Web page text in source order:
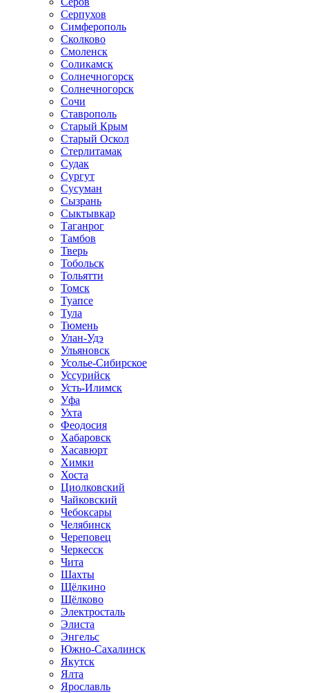
Серпухов
Симферополь
Сколково
Смоленск
Соликамск
Солнечногорск
Солнечногорск
Сочи
Ставрополь
Старый Крым
Старый Оскол
Стерлитамак
Судак
Сургут
Сусуман
Сызрань
Сыктывкар
Таганрог
Тамбов
Тверь
Тобольск
Тольятти
Томск
Туапсе
Тула
Тюмень
Улан-Удэ
Ульяновск
Усолье-Сибирское
Уссурийск
Усть-Илимск
Уфа
Ухта
Феодосия
Хабаровск
Хасавюрт
Химки
Хоста
Циолковский
Чайковский
Чебоксары
Челябинск
Череповец
Черкесск
Чита
Шахты
Щёлкино
Щёлково
Электросталь
Элиста
Энгельс
Южно-Сахалинск
Якутск
Ялта
Ярославль